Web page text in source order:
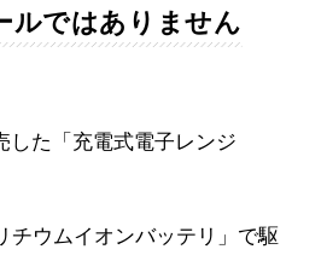
ルではありません
た「充電式電子レンジ
ウムイオンバッテリ」で駆